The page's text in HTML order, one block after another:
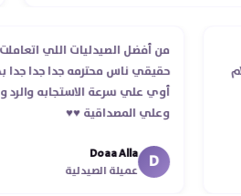
من أفضل الصيدليات اللي
حقيقي ناس محترمه جدا جدا
أوي علي سرعة الاستجابه
وعلي المصداقية ♥️♥️‏
D
Doaa Alla
عميلة الصيدلية